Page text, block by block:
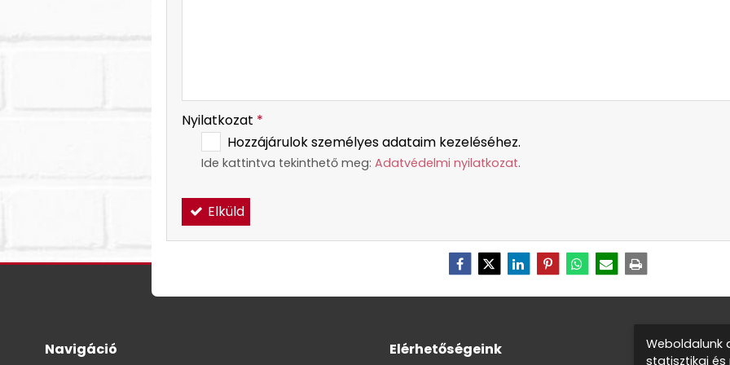
Nyilatkozat *
Hozzájárulok személyes adataim kezeléséhez.
Ide kattintva tekinthető meg: Adatvédelmi nyilatkozat.
Elküld
Navigáció Elérhetőségeink
Weboldalunk
statisztikai